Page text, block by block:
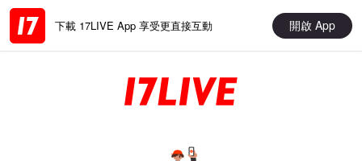
下載 17LIVE App 享受更直接互動 開啟 App